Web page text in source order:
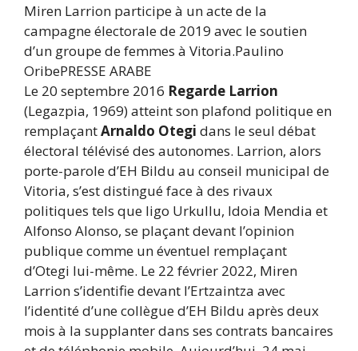
Miren Larrion participe à un acte de la
campagne électorale de 2019 avec le soutien
d’un groupe de femmes à Vitoria.Paulino
OribePRESSE ARABE
Le 20 septembre 2016 Regarde Larrion
(Legazpia, 1969) atteint son plafond politique en
remplaçantArnaldo Otegi dans le seul débat
électoral télévisé des autonomes. Larrion, alors
porte-parole d’EH Bildu au conseil municipal de
Vitoria, s’est distingué face à des rivaux
politiques tels que Iigo Urkullu, Idoia Mendia et
Alfonso Alonso, se plaçant devant l’opinion
publique comme un éventuel remplaçant
d’Otegi lui-même. Le 22 février 2022, Miren
Larrion s’identifie devant l’Ertzaintza avec
l’identité d’une collègue d’EH Bildu après deux
mois à la supplanter dans ses contrats bancaires